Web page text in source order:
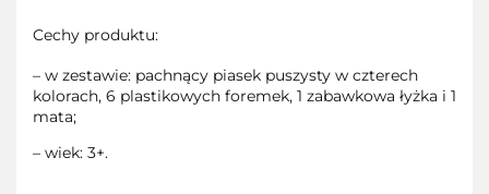
Cechy produktu:
– w zestawie: pachnący piasek puszysty w czterech
kolorach, 6 plastikowych foremek, 1 zabawkowa łyżka i 1
mata;
– wiek: 3+.